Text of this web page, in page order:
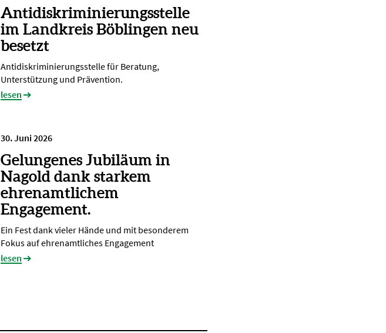
Antidiskriminierungsstelle
im Landkreis Böblingen neu
besetzt
Antidiskriminierungsstelle für Beratung,
Unterstützung und Prävention.
lesen
30. Juni 2026
Gelungenes Jubiläum in
Nagold dank starkem
ehrenamtlichem
Engagement.
Ein Fest dank vieler Hände und mit besonderem
Fokus auf ehrenamtliches Engagement
lesen